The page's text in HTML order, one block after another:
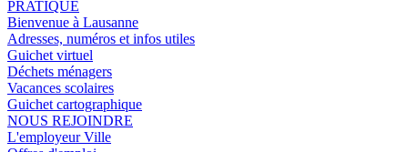
PRATIQUE
Bienvenue à Lausanne
Adresses, numéros et infos utiles
Guichet virtuel
Déchets ménagers
Vacances scolaires
Guichet cartographique
NOUS REJOINDRE
L'employeur Ville